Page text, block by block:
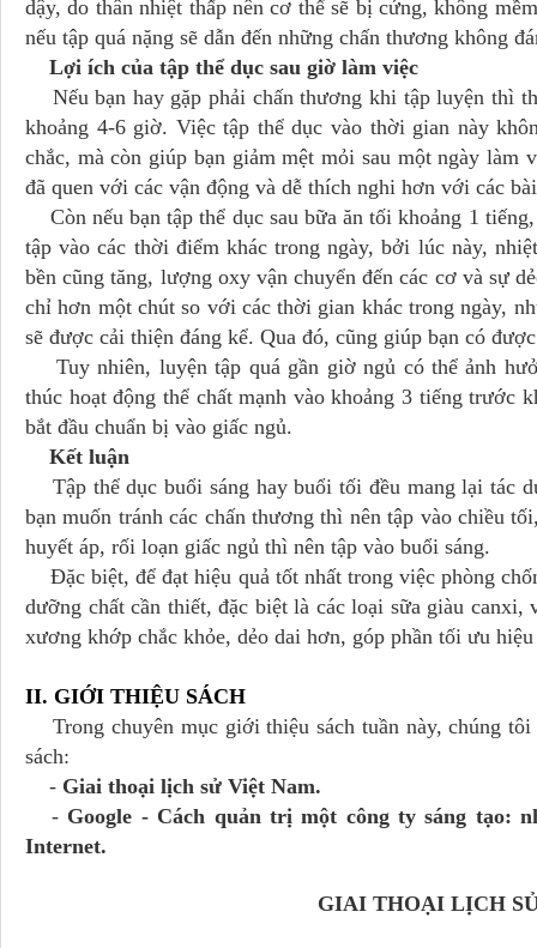
dậy, do thân nhiệt thấp nên cơ thể sẽ bị cứng, không
nếu tập quá nặng sẽ dẫn đến những chấn thương không
Lợi ích của tập thể dục sau giờ làm việc
Nếu bạn hay gặp phải chấn thương khi tập luyện thì
khoảng 4-6 giờ. Việc tập thể dục vào thời gian này
chắc, mà còn giúp bạn giảm mệt mỏi sau một ngày
đã quen với các vận động và dễ thích nghi hơn với các
Còn nếu bạn tập thể dục sau bữa ăn tối khoảng 1
tập vào các thời điểm khác trong ngày, bởi lúc này,
bền cũng tăng, lượng oxy vận chuyển đến các cơ và sự
chỉ hơn một chút so với các thời gian khác trong ngày,
sẽ được cải thiện đáng kể. Qua đó, cũng giúp bạn có
Tuy nhiên, luyện tập quá gần giờ ngủ có thể ảnh
thúc hoạt động thể chất mạnh vào khoảng 3 tiếng
bắt đầu chuẩn bị vào giấc ngủ.
Kết luận
Tập thể dục buổi sáng hay buổi tối đều mang lại tác
bạn muốn tránh các chấn thương thì nên tập vào chiều
huyết áp, rối loạn giấc ngủ thì nên tập vào buổi sáng.
Đặc biệt, để đạt hiệu quả tốt nhất trong việc phòng
dưỡng chất cần thiết, đặc biệt là các loại sữa giàu
xương khớp chắc khỏe, dẻo dai hơn, góp phần tối ưu
II. GIỚI
Trong chuyên mục giới thiệu sách tuần này, chúng
sách:
- Giai thoại lịch sử Việt Nam.
- Google - Cách quản trị một công ty sáng tạo:
Internet.
GIAI THOẠI LỊCH